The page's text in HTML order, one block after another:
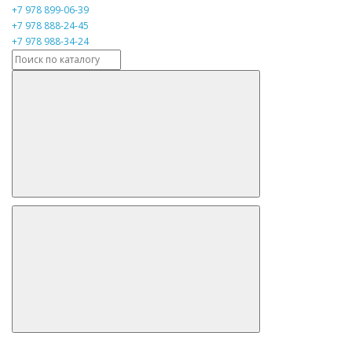
+7 978 899-06-39
+7 978 888-24-45
+7 978 988-34-24